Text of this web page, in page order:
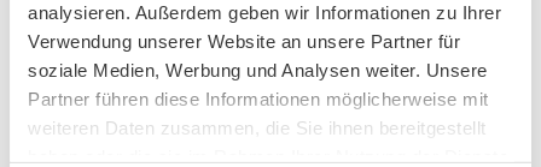
analysieren. Außerdem geben wir Informationen zu Ihrer
Verwendung unserer Website an unsere Partner für
soziale Medien, Werbung und Analysen weiter. Unsere
Partner führen diese Informationen möglicherweise mit
weiteren Daten zusammen, die Sie ihnen bereitgestellt
Dritter, auf deren Inhalte wir keinen Einfluss haben.
Deshalb können wir für diese fremden Inhalte auch
keine Gewähr übernehmen. Für die Inhalte der
verlinkten Seiten ist stets der jeweilige Anbieter oder